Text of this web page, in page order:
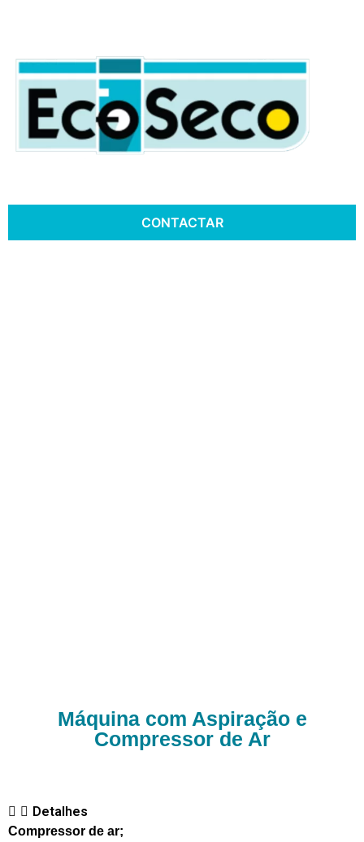
CONTACTAR
Máquina com Aspiração e
Compressor de Ar
Detalhes
Compressor de ar;